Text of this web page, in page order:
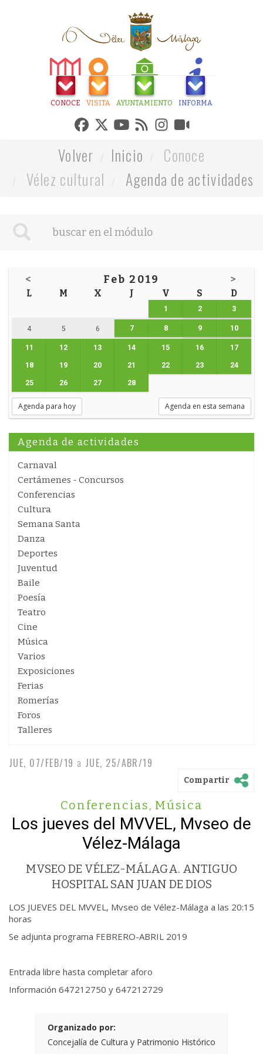
CONOCE VISITA AYUNTAMIENTO INFORMA
Volver Inicio
Conoce
Vélez cultural
Agenda de actividades
< Feb 2019 >
L M X J V S D
1 2 3
4 5 6 7 8 9 10
11 12 13 14 15 16 17
18 19 20 21 22 23 24
25 26 27 28
Agenda para hoy Agenda en esta semana
Agenda de actividades
Carnaval
Certámenes - Concursos
Conferencias
Cultura
Semana Santa
Danza
Deportes
Juventud
Baile
Poesía
Teatro
Cine
Música
Varios
Exposiciones
Ferias
Romerías
Foros
Talleres
JUE, 07/FEB/19 a JUE, 25/ABR/19
Compartir
Conferencias, Música
Los jueves del MVVEL, Mvseo de
Vélez-Málaga
MVSEO DE VÉLEZ-MÁLAGA. ANTIGUO
HOSPITAL SAN JUAN DE DIOS
LOS JUEVES DEL MVVEL, Mvseo de Vélez-Málaga a las 20:15
horas
Se adjunta programa FEBRERO-ABRIL 2019
Entrada libre hasta completar aforo
Información 647212750 y 647212729
Organizado por:
Concejalía de Cultura y Patrimonio Histórico